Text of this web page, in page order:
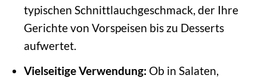
typischen Schnittlauchgeschmack, der Ihre
Gerichte von Vorspeisen bis zu Desserts
aufwertet.
Vielseitige Verwendung: Ob in Salaten,